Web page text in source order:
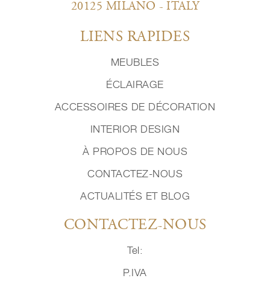
20125 MILANO - ITALY
LIENS RAPIDES
MEUBLES
ÉCLAIRAGE
ACCESSOIRES DE DÉCORATION
INTERIOR DESIGN
À PROPOS DE NOUS
CONTACTEZ-NOUS
ACTUALITÉS ET BLOG
CONTACTEZ-NOUS
Tel:
P.IVA